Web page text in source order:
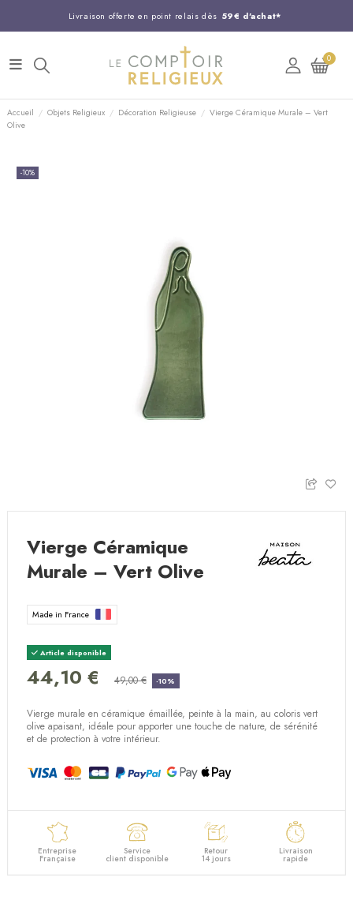
Livraison offerte en point relais dès 59€ d'achat*
Entreprise Française familiale
Support client disponible au 03 20 24 74 15
Commandez avant 14H, expédition le jour même !
0
Accueil Objets Religieux Décoration Religieuse
Vierge Céramique Murale – Vert
Olive
-10%
Vierge Céramique
Murale – Vert Olive
Made in France
Article disponible
44,10 € 49,00 € -10%
Vierge murale en céramique émaillée, peinte à la main, au coloris vert
olive apaisant, idéale pour apporter une touche de nature, de sérénité
et de protection à votre intérieur.
Entreprise
Française
Service
client disponible
Retour
14 jours
Livraison
rapide